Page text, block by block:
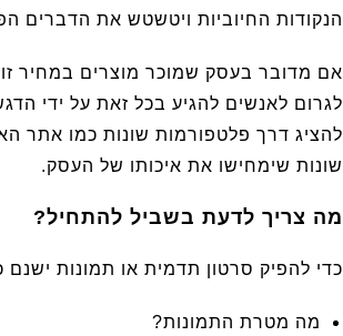
הנקודות החיוביות ויטשטש את הדברים
אם מדובר בעסק שמוכר מוצרים במחיר
לגרום לאנשים להגיע בכל זאת על ידי
להציג דרך פלטפורמות שונות כמו אתר
שונות שימחישו את איכותו של העסק.
מה צריך לדעת בשביל להתחיל?
כדי להפיק סרטון תדמית או תמונות
מה מטרת התמונות?